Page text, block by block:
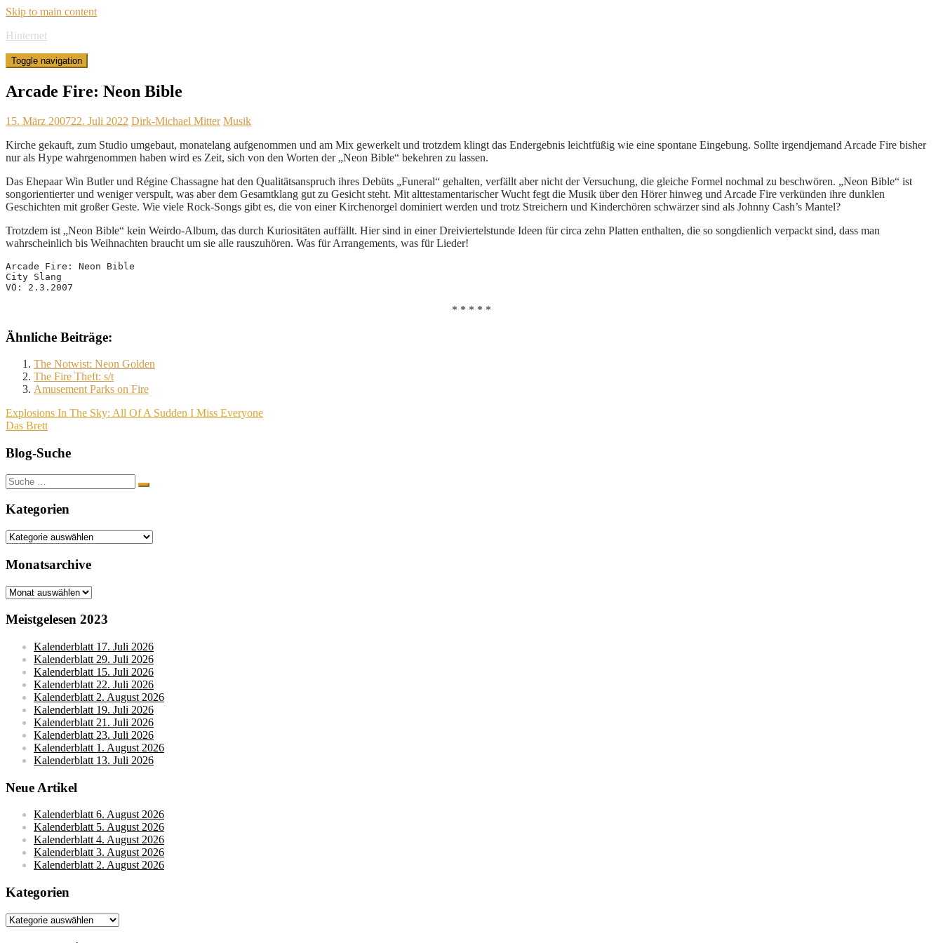
Skip to main content
Hinternet
Toggle navigation
Arcade Fire: Neon Bible
15. März 200722. Juli 2022 Dirk-Michael Mitter Musik
Kirche gekauft, zum Studio umgebaut, monatelang aufgenommen und am Mix gewerkelt und trotzdem klingt das Endergebnis leichtfüßig wie eine spontane Eingebung. Sollte irgendjemand Arcade Fire bisher
nur als Hype wahrgenommen haben wird es Zeit, sich von den Worten der „Neon Bible“ bekehren zu lassen.
Das Ehepaar Win Butler und Régine Chassagne hat den Qualitätsanspruch ihres Debüts „Funeral“ gehalten, verfällt aber nicht der Versuchung, die gleiche Formel nochmal zu beschwören. „Neon Bible“ ist
songorientierter und weniger verspult, was aber dem Gesamtklang gut zu Gesicht steht. Mit alttestamentarischer Wucht fegt die Musik über den Hörer hinweg und Arcade Fire verkünden ihre dunklen
Geschichten mit großer Geste. Wie viele Rock-Songs gibt es, die von einer Kirchenorgel dominiert werden und trotz Streichern und Kinderchören schwärzer sind als Johnny Cash’s Mantel?
Trotzdem ist „Neon Bible“ kein Weirdo-Album, das durch Kuriositäten auffällt. Hier sind in einer Dreiviertelstunde Ideen für circa zehn Platten enthalten, die so songdienlich verpackt sind, dass man
wahrscheinlich bis Weihnachten braucht um sie alle rauszuhören. Was für Arrangements, was für Lieder!
Arcade Fire: Neon Bible
City Slang
VÖ: 2.3.2007
* * * * *
Ähnliche Beiträge:
The Notwist: Neon Golden
The Fire Theft: s/t
Amusement Parks on Fire
Beitragsnavigation
Explosions In The Sky: All Of A Sudden I Miss Everyone
Das Brett
Blog-Suche
Suche
nach:
Kategorien
Kategorien
Monatsarchive
Monatsarchive
Meistgelesen 2023
Kalenderblatt 17. Juli 2026
Kalenderblatt 29. Juli 2026
Kalenderblatt 15. Juli 2026
Kalenderblatt 22. Juli 2026
Kalenderblatt 2. August 2026
Kalenderblatt 19. Juli 2026
Kalenderblatt 21. Juli 2026
Kalenderblatt 23. Juli 2026
Kalenderblatt 1. August 2026
Kalenderblatt 13. Juli 2026
Neue Artikel
Kalenderblatt 6. August 2026
Kalenderblatt 5. August 2026
Kalenderblatt 4. August 2026
Kalenderblatt 3. August 2026
Kalenderblatt 2. August 2026
Kategorien
Kategorien